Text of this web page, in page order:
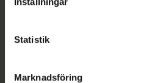
Statistik
Marknadsföring
syd till Lappland i norr, och online
datorn. Oavsett vem du är så är
hjälpa just dig att må lite bättre.